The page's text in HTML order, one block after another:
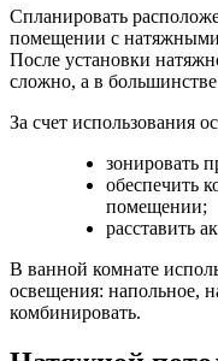
Спланировать
помещении с натяжными
После установки
сложно, а в
За счет использования
зонировать
обеспечить
помещении;
расставить
В ванной комнате
освещения: напольное,
комбинировать.